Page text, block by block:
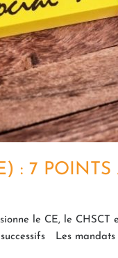
: 7
le CE, le
Les